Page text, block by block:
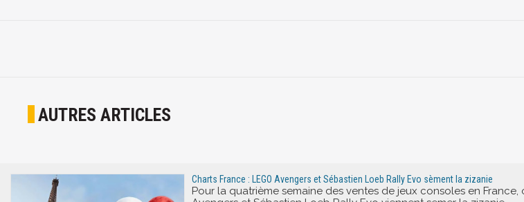
AUTRES ARTICLES
Charts France : LEGO Avengers et Sébastien Loeb Rally Evo sèment la zizanie
Pour la quatrième semaine des ventes de jeux consoles en